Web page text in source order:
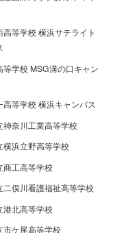
高等学校 横浜サテライト
等学校 MSG溝の口キャン
高等学校 横浜キャンパス
神奈川工業高等学校
横浜立野高等学校
商工高等学校
二俣川看護福祉高等学校
港北高等学校
市ケ尾高等学校